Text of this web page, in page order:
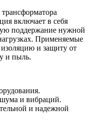
включает в себя
поддержание нужной
Применяемые
и защиту от
и пыль.
и вибраций.
и надежной